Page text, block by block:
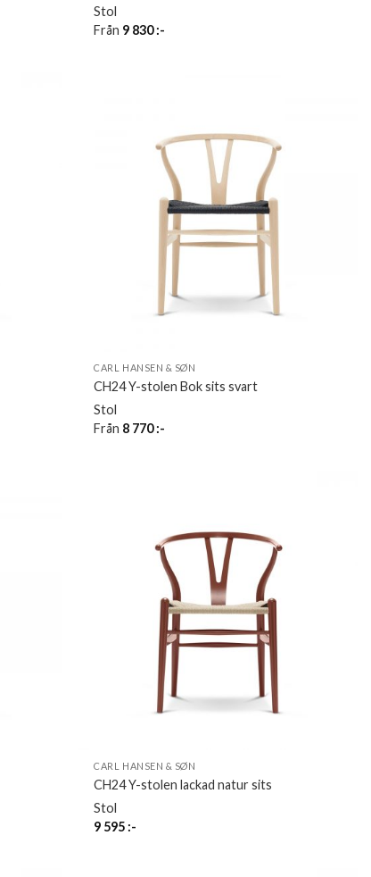
Stol
Från 9 830:-
CARL HANSEN & SØN
CH24 Y-stolen Bok sits svart
Stol
Från 8 770:-
CARL HANSEN & SØN
CH24 Y-stolen lackad natur sits
Stol
9 595 :-